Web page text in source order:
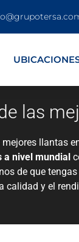
las
llantas
a nivel mundial
de que
y el